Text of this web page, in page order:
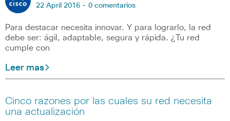
22 April 2016 - 0 comentarios
Para destacar necesita innovar. Y para lograrlo, la red
debe ser: ágil, adaptable, segura y rápida. ¿Tu red
cumple con
Leer mas
Cinco razones por las cuales su red necesita
una actualización